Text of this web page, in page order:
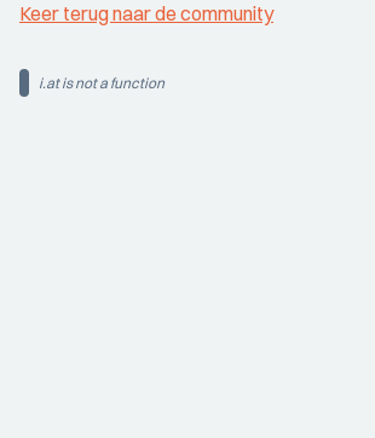
Keer terug naar de community
i.at is not a function